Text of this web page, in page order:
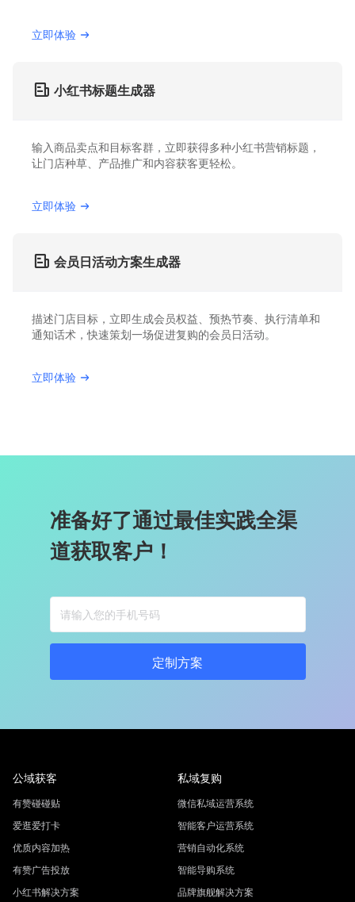
立即体验
小红书标题生成器
输入商品卖点和目标客群，立即获得多种小红书营销标题，
让门店种草、产品推广和内容获客更轻松。
立即体验
会员日活动方案生成器
描述门店目标，立即生成会员权益、预热节奏、执行清单和
通知话术，快速策划一场促进复购的会员日活动。
立即体验
准备好了通过最佳实践全渠
道获取客户！
定制方案
公域获客
有赞碰碰贴
爱逛爱打卡
优质内容加热
有赞广告投放
小红书解决方案
私域复购
微信私域运营系统
智能客户运营系统
营销自动化系统
智能导购系统
品牌旗舰解决方案